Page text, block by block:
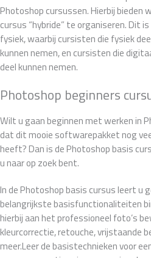
Photoshop cursussen. Hierbij bieden
cursus “hybride” te organiseren. Dit
fysiek, waarbij cursisten die fysiek
kunnen nemen, en cursisten die
deel kunnen nemen.
Photoshop beginners
Wilt u gaan beginnen met werken in
dat dit mooie softwarepakket nog
heeft? Dan is de Photoshop basis
u naar op zoek bent.
In de Photoshop basis cursus leert u
belangrijkste basisfunctionaliteiten
hierbij aan het professioneel foto’s
kleurcorrectie, retouche, vrijstaande
meer.Leer de basistechnieken voor